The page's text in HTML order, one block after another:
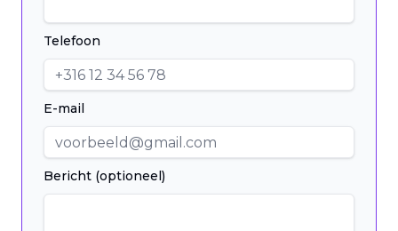
Telefoon
E-mail
Bericht (optioneel)